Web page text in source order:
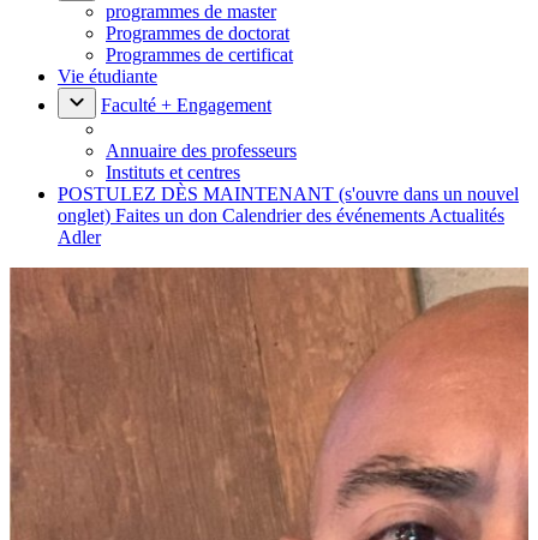
programmes de master
Programmes de doctorat
Programmes de certificat
Vie étudiante
Faculté + Engagement
Annuaire des professeurs
Instituts et centres
POSTULEZ DÈS MAINTENANT (s'ouvre dans un nouvel
onglet) Faites un don Calendrier des événements Actualités
Adler